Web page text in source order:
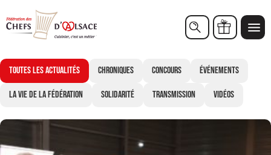
FINALISTES
Toutes les actualités Chroniques Concours Événements
La vie de la Fédération Solidarité Transmission Vidéos